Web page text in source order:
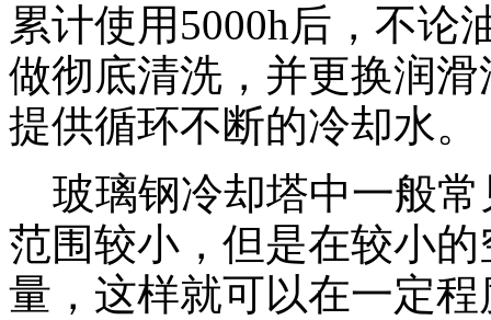
累计使用 5000h后，不论
做彻底清洗，并更换润
提供循环不断的冷却水。
玻璃钢冷却塔中一般常
范围较小，但是在较小
量，这样就可以在一定